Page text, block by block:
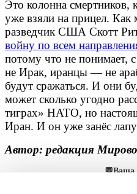
Это колонна смертников,
уже взяли на прицел.
разведчик США Скотт
войну по всем
потому что не понимает,
не Ирак, иранцы — не
будут сражаться. И они
может сколько угодно
тиграх» НАТО, но
Иран. И он уже занёс
Автор: редакция
💬Ваша